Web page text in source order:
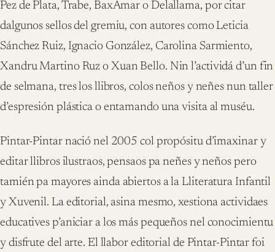
Pez de Plata, Trabe, BaxAmar o Delallama, por citar
dalgunos sellos del gremiu, con autores como Leticia
Sánchez Ruiz, Ignacio González, Carolina Sarmiento,
Xandru Martino Ruz o Xuan Bello. Nin l’actividá d’un fin
de selmana, tres los llibros, colos neños y neñes nun taller
d’espresión plástica o entamando una visita al muséu.
Pintar-Pintar nació nel 2005 col propósitu d’imaxinar y
editar llibros ilustraos, pensaos pa neñes y neños pero
tamién pa mayores ainda abiertos a la Lliteratura Infantil
y Xuvenil. La editorial, asina mesmo, xestiona actividaes
educatives p’aniciar a los más pequeños nel conocimientu
y disfrute del arte. El llabor editorial de Pintar-Pintar foi